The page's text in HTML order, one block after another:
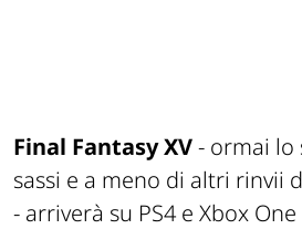
Final Fantasy XV- ormai lo
sassi e a meno di altri rinvii
- arriverà su PS4 e Xbox